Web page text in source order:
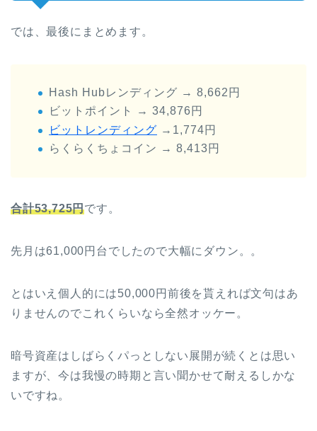
では、最後にまとめます。
Hash Hubレンディング → 8,662円
ビットポイント → 34,876円
ビットレンディング →1,774円
らくらくちょコイン → 8,413円
合計53,725円です。
先月は61,000円台でしたので大幅にダウン。。
とはいえ個人的には50,000円前後を貰えれば文句はあ
りませんのでこれくらいなら全然オッケー。
暗号資産はしばらくパっとしない展開が続くとは思い
ますが、今は我慢の時期と言い聞かせて耐えるしかな
いですね。